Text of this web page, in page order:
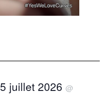
5 juillet 2026 @